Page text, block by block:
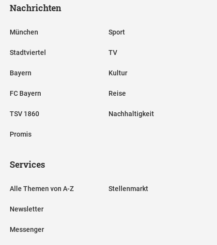
Nachrichten
München
Stadtviertel
Bayern
FC Bayern
TSV 1860
Promis
Sport
TV
Kultur
Reise
Nachhaltigkeit
Services
Alle Themen von A-Z
Newsletter
Messenger
Stellenmarkt